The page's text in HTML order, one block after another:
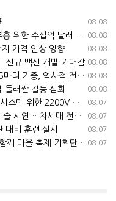
08.08
08.08
십억 달러 규모 신규 투…
08.08
가격 인상 영향
08.08
신규 백신 개발 기대감
08.08
기증, 역사적 전통 계승
08.08
둘러싼 갈등 심화
08.07
한 2200V GaN 기술 …
08.07
차세대 전력 시스템 …
08.07
대비 훈련 실시
08.07
축제 기획단 운영 시작